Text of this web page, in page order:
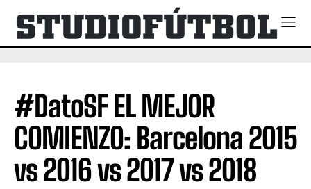
#DatoSF EL MEJOR
COMIENZO: Barcelona 2015
vs 2016 vs 2017 vs 2018